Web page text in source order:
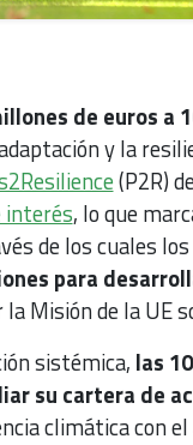
de euros a
y la
(P2R)
interés, lo que
de los cuales
para
Misión de la UE
sistémica, las
su cartera de
climática con